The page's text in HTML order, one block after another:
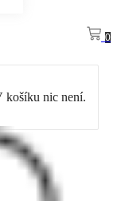
0
košíku nic není.